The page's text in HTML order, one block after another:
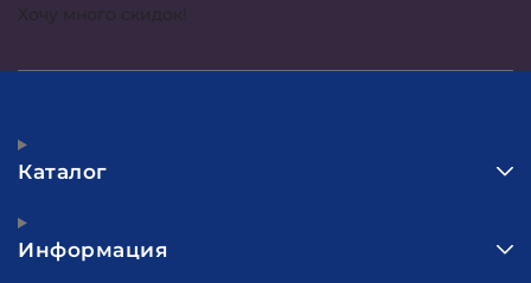
Хочу много скидок!
Каталог
Информация